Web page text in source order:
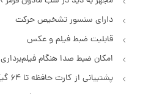
دارای سنسور تشخیص حرکت
قابلیت ضبط فیلم و عکس
امکان ضبط صدا هنگام فیلم‌برداری
پشتیبانی از کارت حافظه تا 64 گیگ